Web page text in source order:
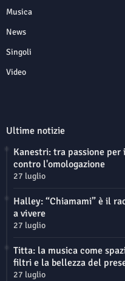
Musica
News
Singoli
Video
Ultime notizie
Kanestri: tra passione
contro l'omologazione
27 luglio
Halley: “Chiamami” è il
a vivere
27 luglio
Titta: la musica come
filtri e la bellezza del
27 luglio